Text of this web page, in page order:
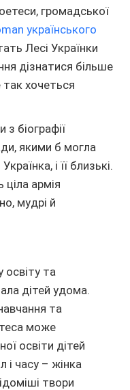
громадської
українського
Лесі Українки
дізнатися більше
так хочеться
з біографії
якими б могла
і її близькі.
армія
мудрі й
освіту та
дітей удома.
та
може
освіти дітей
і часу – жінка
твори